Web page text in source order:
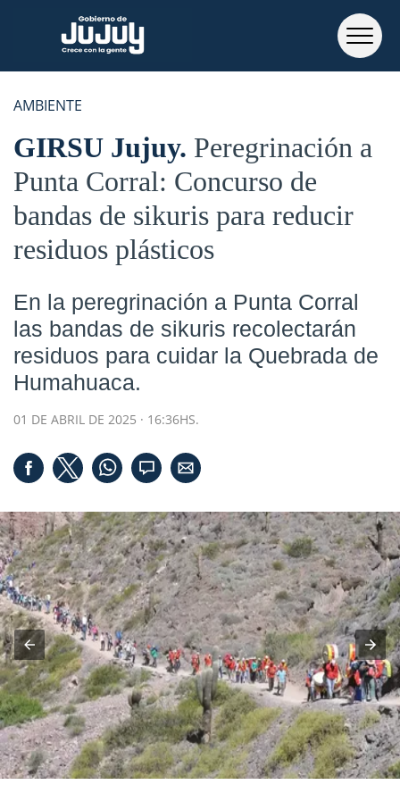
AMBIENTE
GIRSU Jujuy Peregrinación a
Punta Corral: Concurso de
bandas de sikuris para reducir
residuos plásticos
En la peregrinación a Punta Corral
las bandas de sikuris recolectarán
residuos para cuidar la Quebrada de
Humahuaca.
01 DE ABRIL DE 2025 · 16:36HS.